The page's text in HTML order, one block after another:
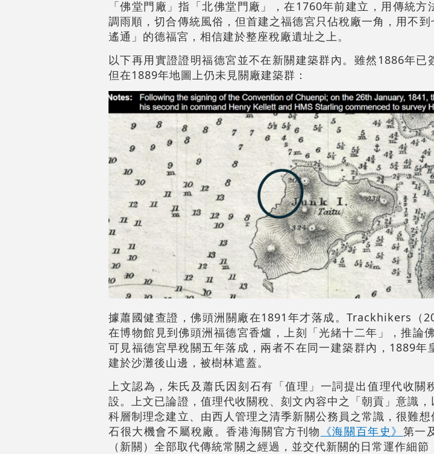
「佛堂門廠」指「北佛堂門廠」，在1760年前建立，用傳統
調雨順，切合傳統風俗，但首建之福德宮只佔稅廠一角，用不
遙通」的德福宮，相信建於整座稅廠遺址之上。
以下再用實證證明福德宮並不在新關建築群內。雖然1886年已
但在1889年地圖上仍未見關廠建築群：
據蕭國健查證，佛頭洲關廠在1891年才落成。Trackhikers（
在博物館見到佛頭洲福德宮香爐，上刻「光緒十二年」，推論
可見福德宮早稅關五年落成，兩者不在同一建築群內，1889年
建於沙灘後山邊，被樹林遮蓋。
上文認為，朱氏及蕭氏因刻石有「值理」一詞提出值理代收
設。上文已論證，值理代收關稅、刻文內容中之「朝貢」意識
科層制理念建立、由西人管理之清季新關公務員之常識，很難
石很大機會不屬稅廠。香港海關官方刊物 《海關百年史》 第一
（新關）全部取代傳統常關之經過，並交代新關的日常運作細節